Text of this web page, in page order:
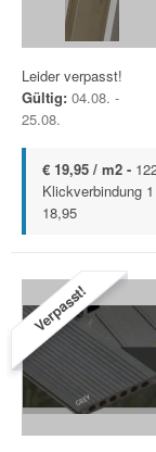
Leider verpasst!
Gültig: 04.08. -
25.08.
€ 19,95 / m2 -
Klickverbindung
18,95
Verpasst!